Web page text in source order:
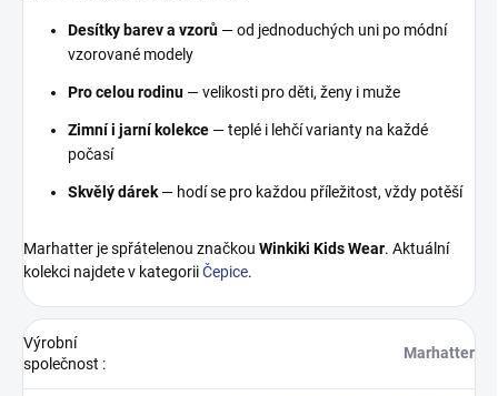
Desítky barev a vzorů — od jednoduchých uni po módní
vzorované modely
Pro celou rodinu — velikosti pro děti, ženy i muže
Zimní i jarní kolekce — teplé i lehčí varianty na každé
počasí
Skvělý dárek — hodí se pro každou příležitost, vždy potěší
Marhatter je spřátelenou značkou Winkiki Kids Wear. Aktuální
kolekci najdete v kategoriiČepice.
Výrobní
společnost :
Marhatter